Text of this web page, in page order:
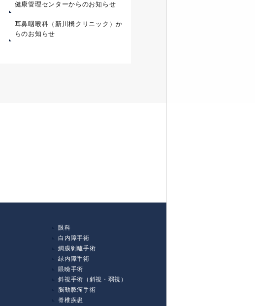
健康管理センターからのお知らせ
耳鼻咽喉科（新川橋クリニック）か
らのお知らせ
眼科
白内障手術
網膜剝離手術
緑内障手術
眼瞼手術
斜視手術（斜視・弱視）
脳動脈瘤手術
脊椎疾患